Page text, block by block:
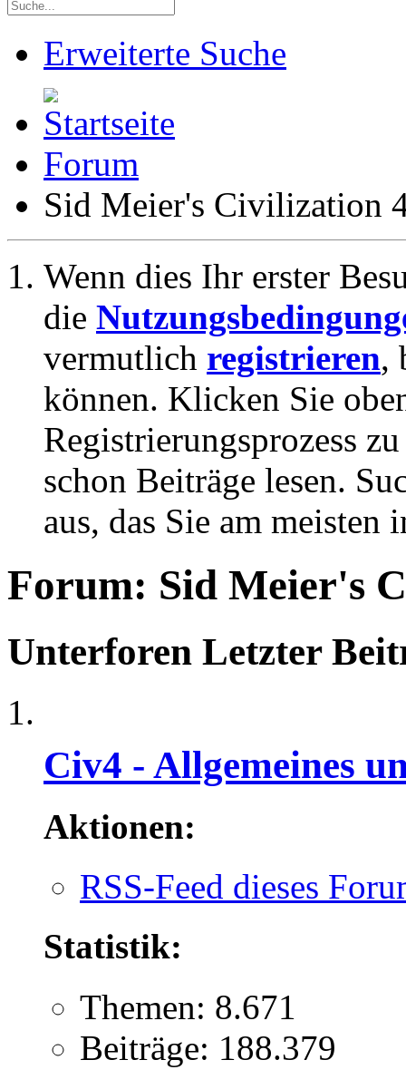
Erweiterte Suche
Forum
Sid Meier's Civilization
Wenn dies Ihr erster
die
vermutlich registrieren,
können. Klicken Sie
Registrierungsprozess
schon Beiträge lesen.
aus, das Sie am meisten
Forum: Sid Meier's
Unterforen Letzter
Civ4 - Allgemeines
Aktionen:
RSS-Feed dieses
Statistik:
Themen: 8.671
Beiträge: 188.379